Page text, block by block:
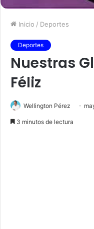
Inicio / Deportes
Deportes
Nuestras
Féliz
Wellington Pérez
3 minutos de lectura